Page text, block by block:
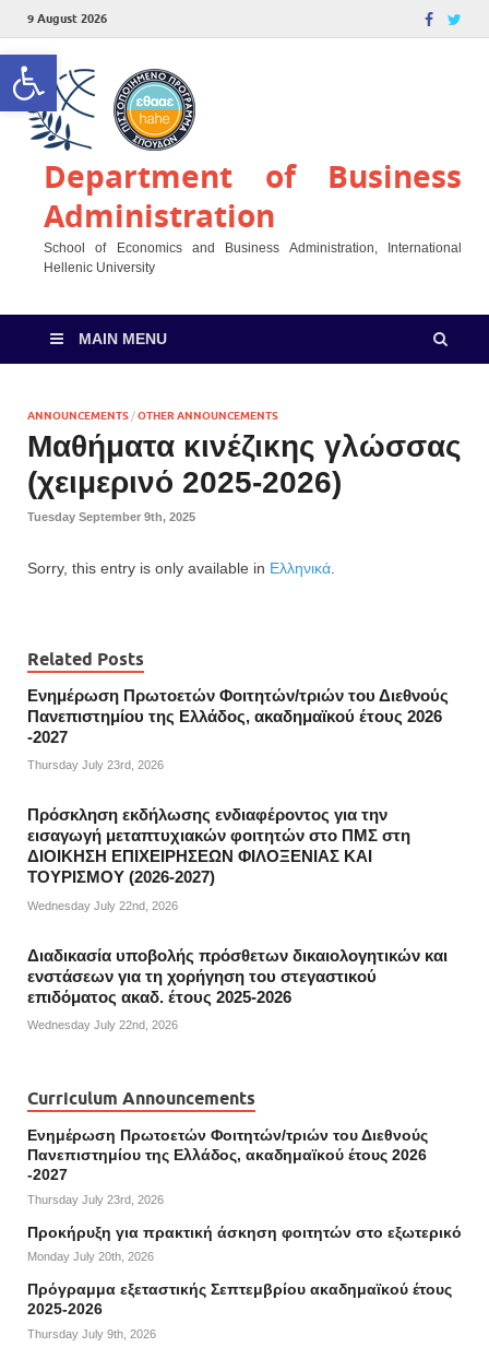
Open toolbar
9 August 2026
Department of Business
Administration
School of Economics and Business Administration, International
Hellenic University
MAIN MENU
ANNOUNCEMENTS /OTHER ANNOUNCEMENTS
Μαθήματα κινέζικης γλώσσας
(χειμερινό 2025-2026)
Tuesday September 9th, 2025
Sorry, this entry is only available in Ελληνικά
Related Posts
Ενημέρωση Πρωτοετών Φοιτητών/τριών του Διεθνούς
Πανεπιστημίου της Ελλάδος, ακαδημαϊκού έτους 2026
-2027
Thursday July 23rd, 2026
Πρόσκληση εκδήλωσης ενδιαφέροντος για την
εισαγωγή μεταπτυχιακών φοιτητών στο ΠΜΣ στη
ΔΙΟΙΚΗΣΗ ΕΠΙΧΕΙΡΗΣΕΩΝ ΦΙΛΟΞΕΝΙΑΣ ΚΑΙ
ΤΟΥΡΙΣΜΟΥ (2026-2027)
Wednesday July 22nd, 2026
Διαδικασία υποβολής πρόσθετων δικαιολογητικών και
ενστάσεων για τη χορήγηση του στεγαστικού
επιδόματος ακαδ. έτους 2025-2026
Wednesday July 22nd, 2026
Curriculum Announcements
Ενημέρωση Πρωτοετών Φοιτητών/τριών του Διεθνούς
Πανεπιστημίου της Ελλάδος, ακαδημαϊκού έτους 2026
-2027
Thursday July 23rd, 2026
Προκήρυξη για πρακτική άσκηση φοιτητών στο εξωτερικό
Monday July 20th, 2026
Πρόγραμμα εξεταστικής Σεπτεμβρίου ακαδημαϊκού έτους
2025-2026
Thursday July 9th, 2026